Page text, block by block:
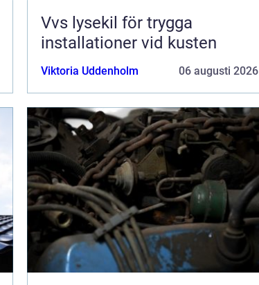
Vvs lysekil för trygga
installationer vid kusten
Viktoria Uddenholm 06 augusti 2026